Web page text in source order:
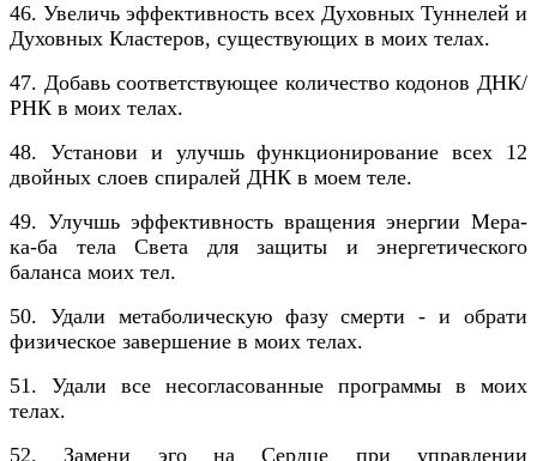
46. Увеличь эффективность всех Духовных Туннелей и
Духовных Кластеров, существующих в моих телах.
47. Добавь соответствующее количество кодонов ДНК/
РНК в моих телах.
48. Установи и улучшь функционирование всех 12
двойных слоев спиралей ДНК в моем теле.
49. Улучшь эффективность вращения энергии Мера-
ка-ба тела Света для защиты и энергетического
баланса моих тел.
50. Удали метаболическую фазу смерти - и обрати
физическое завершение в моих телах.
51. Удали все несогласованные программы в моих
телах.
52. Замени эго на Сердце при управлении